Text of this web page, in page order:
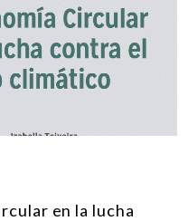
en la lucha